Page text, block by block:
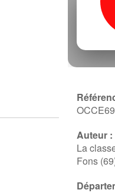
OCCE69
Auteur :
La
Fons